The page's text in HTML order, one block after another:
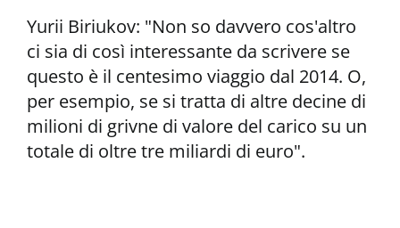
Yurii Biriukov: "Non so davvero cos'altro
ci sia di così interessante da scrivere se
questo è il centesimo viaggio dal 2014. O,
per esempio, se si tratta di altre decine di
milioni di grivne di valore del carico su un
totale di oltre tre miliardi di euro".